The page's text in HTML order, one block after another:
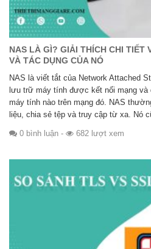
NAS LÀ GÌ? GIẢI THÍCH CHI TIẾT
VÀ TÁC DỤNG CỦA NÓ
NAS là viết tắt của Network Attached
lưu trữ máy tính được kết nối mạng
máy tính nào trên mạng đó. NAS
liệu, chia sẻ tệp và truy cập từ xa. Nó
0 bình luận - 682 lượt xem